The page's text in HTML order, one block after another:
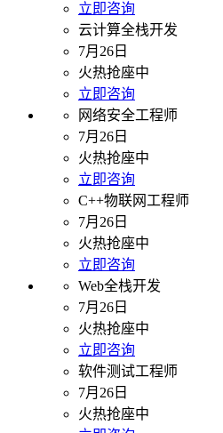
立即咨询
云计算全栈开发
7月26日
火热抢座中
立即咨询
网络安全工程师
7月26日
火热抢座中
立即咨询
C++物联网工程师
7月26日
火热抢座中
立即咨询
Web全栈开发
7月26日
火热抢座中
立即咨询
软件测试工程师
7月26日
火热抢座中